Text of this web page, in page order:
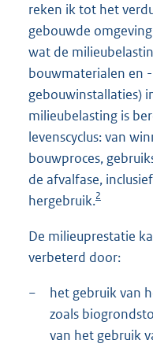
reken ik tot het
gebouwde
wat de
bouwmaterialen en
gebouwinstallaties)
milieubelasting is
levenscyclus: van
bouwproces,
de afvalfase,
hergebruik.2
De milieuprestatie
verbeterd door:
−
het gebruik van
zoals
van het gebruik